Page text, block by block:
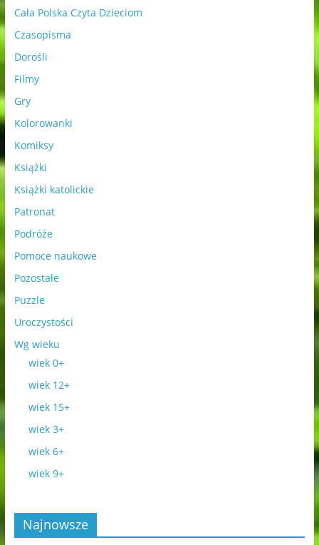
Cała Polska Czyta Dzieciom
Czasopisma
Dorośli
Filmy
Gry
Kolorowanki
Komiksy
Książki
Książki katolickie
Patronat
Podróże
Pomoce naukowe
Pozostałe
Puzzle
Uroczystości
Wg wieku
wiek 0+
wiek 12+
wiek 15+
wiek 3+
wiek 6+
wiek 9+
Najnowsze